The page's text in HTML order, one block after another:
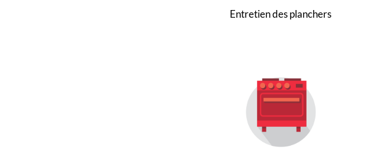
Entretien des planchers